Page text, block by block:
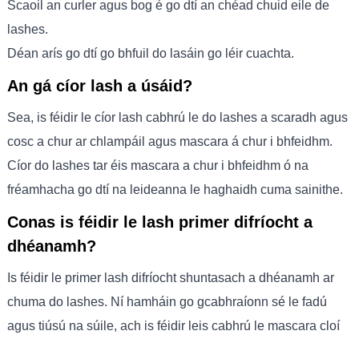
Scaoil an curler agus bog é go dtí an chéad chuid eile de
lashes.
Déan arís go dtí go bhfuil do lasáin go léir cuachta.
An gá cíor lash a úsáid?
Sea, is féidir le cíor lash cabhrú le do lashes a scaradh agus
cosc ​​​​a chur ar chlampáil agus mascara á chur i bhfeidhm.
Cíor do lashes tar éis mascara a chur i bhfeidhm ó na
fréamhacha go dtí na leideanna le haghaidh cuma sainithe.
Conas is féidir le lash primer difríocht a
dhéanamh?
Is féidir le primer lash difríocht shuntasach a dhéanamh ar
chuma do lashes. Ní hamháin go gcabhraíonn sé le fadú
agus tiúsú na súile, ach is féidir leis cabhrú le mascara cloí